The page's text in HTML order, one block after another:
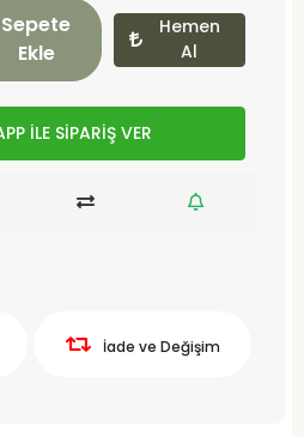
Sepete
Ekle
Hemen
Al
İLE SİPARİŞ VER
İade ve Değişim